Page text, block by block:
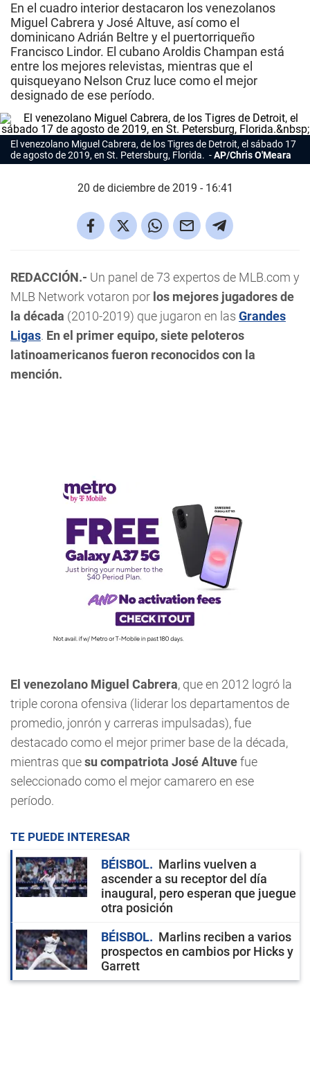
En el cuadro interior destacaron los venezolanos
Miguel Cabrera y José Altuve, así como el
dominicano Adrián Beltre y el puertorriqueño
Francisco Lindor. El cubano Aroldis Champan está
entre los mejores relevistas, mientras que el
quisqueyano Nelson Cruz luce como el mejor
designado de ese período.
El venezolano Miguel Cabrera, de los Tigres de Detroit, el sábado 17
de agosto de 2019, en St. Petersburg, Florida.
AP/Chris O'Meara
20 de diciembre de 2019 - 16:41
REDACCIÓN.- Un panel de 73 expertos de MLB.com y
MLB Network votaron por los mejores jugadores de
la década (2010-2019) que jugaron en las Grandes
Ligas. En el primer equipo, siete peloteros
latinoamericanos fueron reconocidos con la
mención.
El venezolano Miguel Cabrera, que en 2012 logró la
triple corona ofensiva (liderar los departamentos de
promedio, jonrón y carreras impulsadas), fue
destacado como el mejor primer base de la década,
mientras quesu compatriota José Altuvefue
seleccionado como el mejor camarero en ese
período.
TE PUEDE INTERESAR
BÉISBOL
Marlins vuelven a
ascender a su receptor del día
inaugural, pero esperan que juegue
otra posición
BÉISBOL
Marlins reciben a varios
prospectos en cambios por Hicks y
Garrett